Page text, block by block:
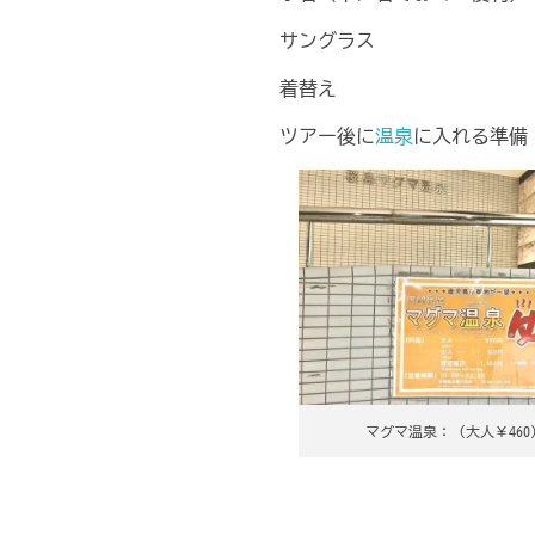
サングラス
着替え
ツアー後に温泉に入れる準備
マグマ温泉：（大人￥460